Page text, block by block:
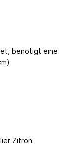
benötigt eine
Zitron